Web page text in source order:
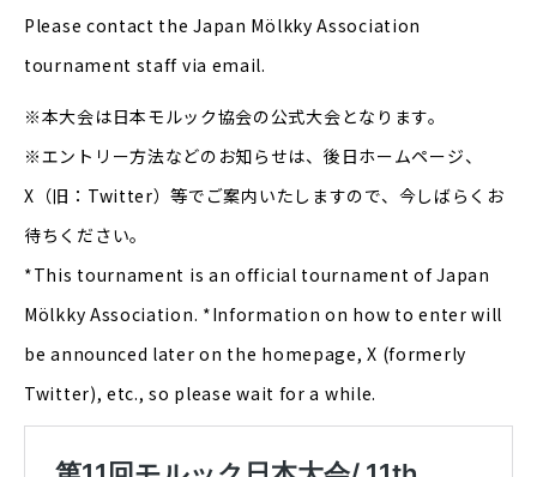
Please contact the Japan Mölkky Association
tournament staff via email.
※本大会は日本モルック協会の公式大会となります。
※エントリー方法などのお知らせは、後日ホームページ、
X（旧：Twitter）等でご案内いたしますので、今しばらくお
待ちください。
*This tournament is an official tournament of Japan
Mölkky Association. *Information on how to enter will
be announced later on the homepage, X (formerly
Twitter), etc., so please wait for a while.